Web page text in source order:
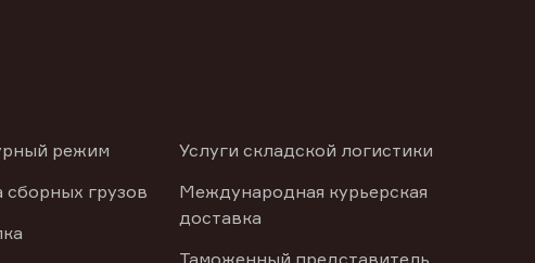
режим
сборных грузов
Услуги складской логистики
Международная курьерская
доставка
Таможенный представитель